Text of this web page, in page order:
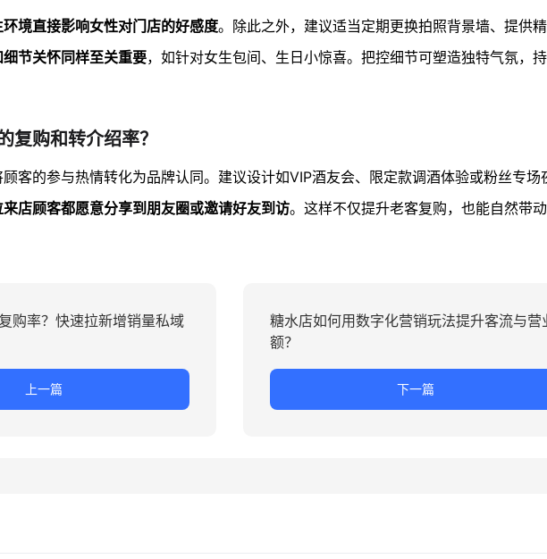
境直接影响女性对门店的好感度。除此之外，建议适当定期更换拍照背景墙、提供
节关怀同样至关重要，如针对女生包间、生日小惊喜。把控细节可塑造独特气氛，
复购和转介绍率？
顾客的参与热情转化为品牌认同。建议设计如VIP酒友会、限定款调酒体验或粉丝专场
店顾客都愿意分享到朋友圈或邀请好友到访。这样不仅提升老客复购，也能自然带动
购率？快速拉新增销量私域
上一篇
糖水店如何用数字化营销玩法提升客流与营
额？
下一篇